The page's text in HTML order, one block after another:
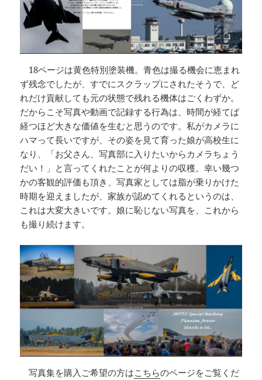
18ページは黄色特別塗装機。青色は撮る機会に恵まれ
ず残念でしたが、すでにスクラップにされたそうで、ど
れだけ貢献しても元の状態で残れる機体はごくわずか。
だからこそ写真や動画で記録する行為は、時間が経てば
経つほど大きな価値を生むと思うのです。私がカメラに
ハマって長いですが、その姿を見て育った娘が高校生に
なり、「お父さん、写真部に入りたいからカメラちょう
だい！」と言ってくれたことが何よりの収穫。幸い幾つ
かの客観的評価も頂き、写真家としては脂が乗りかけた
時期を迎えましたが、家族が認めてくれるというのは、
これは大変大きいです。娘に恥じない写真を、これから
も撮り続けます。
写真集を購入ご希望の方はこちらのページをご覧くだ